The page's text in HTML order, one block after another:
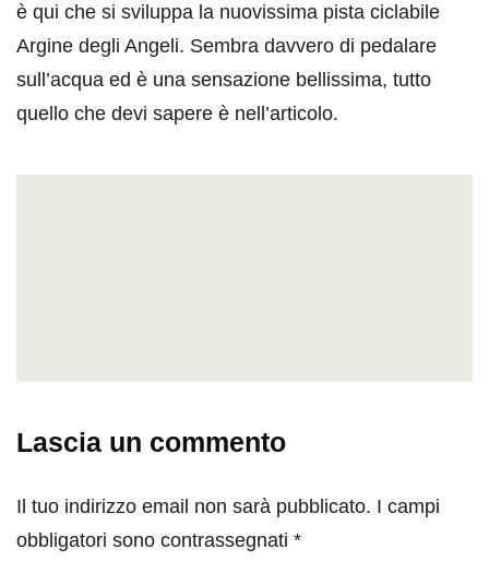
è qui che si sviluppa la nuovissima pista ciclabile
Argine degli Angeli. Sembra davvero di pedalare
sull’acqua ed è una sensazione bellissima, tutto
quello che devi sapere è nell’articolo.
Lascia un commento
Il tuo indirizzo email non sarà pubblicato. I campi
obbligatori sono contrassegnati *